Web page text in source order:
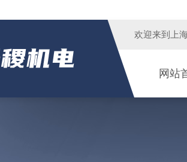
欢迎来到 上
网站